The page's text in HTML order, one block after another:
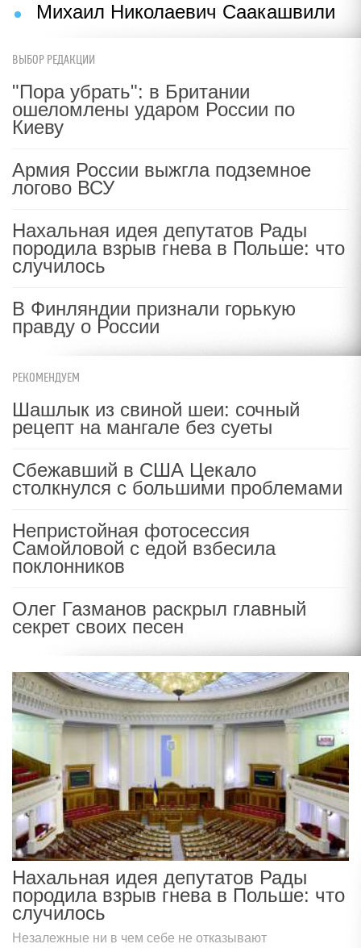
Михаил Николаевич Саакашвили
ВЫБОР РЕДАКЦИИ
"Пора убрать": в Британии
ошеломлены ударом России по
Киеву
Армия России выжгла подземное
логово ВСУ
Нахальная идея депутатов Рады
породила взрыв гнева в Польше: что
случилось
В Финляндии признали горькую
правду о России
РЕКОМЕНДУЕМ
Шашлык из свиной шеи: сочный
рецепт на мангале без суеты
Сбежавший в США Цекало
столкнулся с большими проблемами
Непристойная фотосессия
Самойловой с едой взбесила
поклонников
Олег Газманов раскрыл главный
секрет своих песен
Нахальная идея депутатов Рады
породила взрыв гнева в Польше: что
случилось
Незалежные ни в чем себе не отказывают